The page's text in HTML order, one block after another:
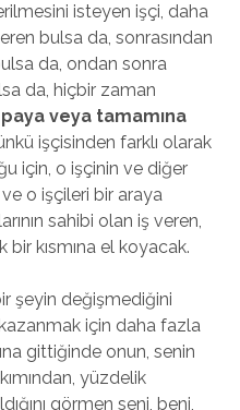
isteyen işçi, daha
bulsa da, sonrasından
da, ondan sonra
da, hiçbir zaman
veya tamamına
işçisinden farklı olarak
için, o işçinin ve diğer
o işçileri bir araya
sahibi olan iş veren,
kısmına el koyacak.
şeyin değişmediğini
için daha fazla
gittiğinde onun, senin
yüzdelik
görmen seni, beni,